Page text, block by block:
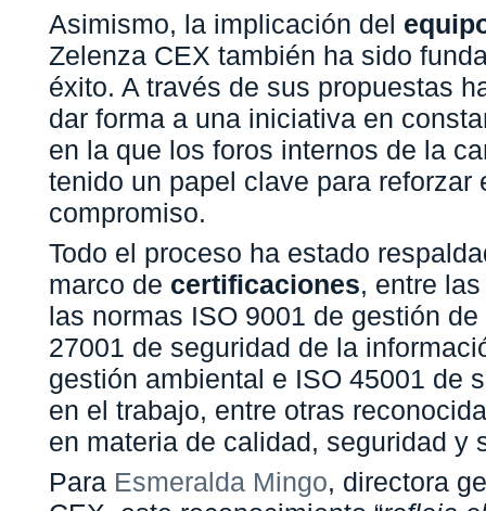
Asimismo, la implicación del
Zelenza CEX también ha sido
éxito. A través de sus propuestas
dar forma a una iniciativa en
en la que los foros internos de la
tenido un papel clave para reforzar
compromiso.
Todo el proceso ha estado
marco de certificaciones, entre
las normas ISO 9001 de gestión
27001 de seguridad de la
gestión ambiental e ISO 45001 de
en el trabajo, entre otras
en materia de calidad, seguridad y
Para Esmeralda Mingo, directora